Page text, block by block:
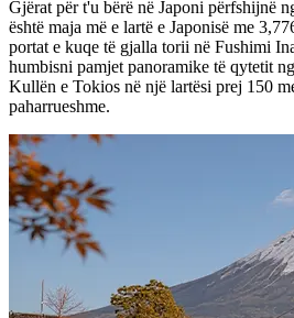
Gjërat për t'u bërë në Japoni përfshijnë
është maja më e lartë e Japonisë me
portat e kuqe të gjalla torii në Fushimi
humbisni pamjet panoramike të qytetit
Kullën e Tokios në një lartësi prej 150
paharrueshme.